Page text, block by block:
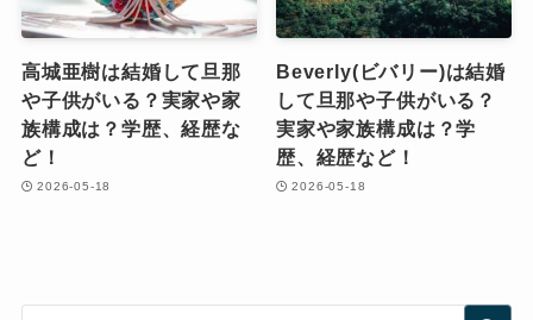
高城亜樹は結婚して旦那
や子供がいる？実家や家
族構成は？学歴、経歴な
ど！
2026-05-18
Beverly(ビバリー)は結婚
して旦那や子供がいる？
実家や家族構成は？学
歴、経歴など！
2026-05-18